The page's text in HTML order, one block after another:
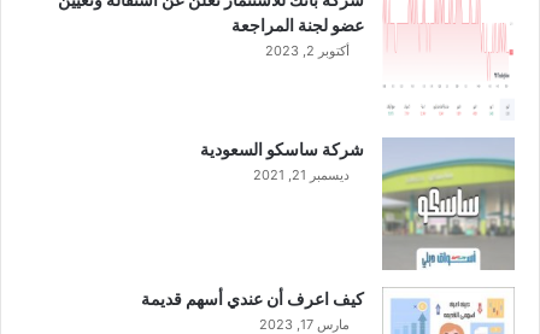
عضو لجنة المراجعة
أكتوبر 2, 2023
شركة ساسكو السعودية
ديسمبر 21, 2021
كيف اعرف أن عندي أسهم قديمة
مارس 17, 2023